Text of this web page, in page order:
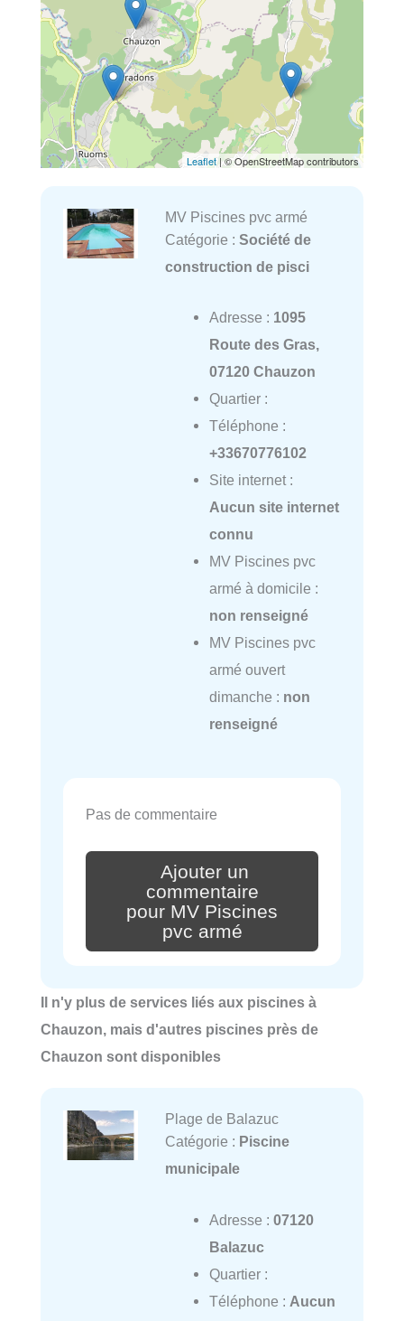
Leaflet| © OpenStreetMap contributors
MV Piscines pvc armé
Catégorie : Société de
construction de pisci
Adresse : 1095
Route des Gras,
07120 Chauzon
Quartier :
Téléphone :
+33670776102
Site internet :
Aucun site internet
connu
MV Piscines pvc
armé à domicile :
non renseigné
MV Piscines pvc
armé ouvert
dimanche : non
renseigné
Pas de commentaire
Ajouter un
commentaire
pour MV Piscines
pvc armé
Il n'y plus de services liés aux piscines à
Chauzon, mais d'autres piscines près de
Chauzon sont disponibles
Plage de Balazuc
Catégorie : Piscine
municipale
Adresse : 07120
Balazuc
Quartier :
Téléphone : Aucun